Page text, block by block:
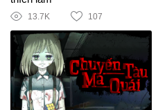
13.7K 107